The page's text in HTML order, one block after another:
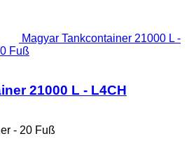
Magyar Tankcontainer 21000 L -
Fuß
21000 L - L4CH
- 20 Fuß